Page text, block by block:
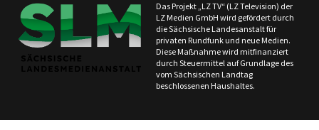
Das Projekt „LZ TV“ (LZ Television) der
LZ Medien GmbH wird gefördert durch
die Sächsische Landesanstalt für
privaten Rundfunk und neue Medien.
Diese Maßnahme wird mitfinanziert
durch Steuermittel auf Grundlage des
vom Sächsischen Landtag
beschlossenen Haushaltes.